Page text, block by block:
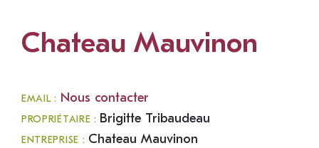
Chateau Mauvinon
EMAIL : Nous contacter
PROPRIÉTAIRE : Brigitte Tribaudeau
ENTREPRISE : Chateau Mauvinon